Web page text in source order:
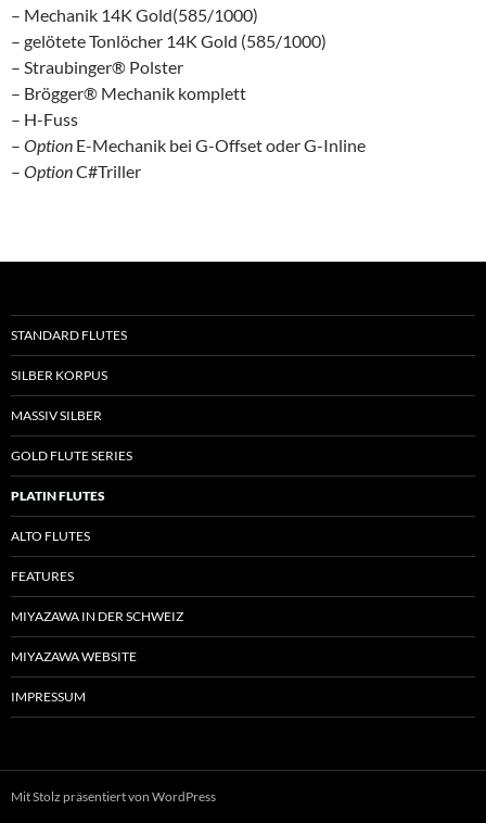
– Mechanik 14K Gold(585/1000)
– gelötete Tonlöcher 14K Gold (585/1000)
– Straubinger® Polster
– Brögger® Mechanik komplett
– H-Fuss
– Option E-Mechanik bei G-Offset oder G-Inline
– OptionC#Triller
STANDARD FLUTES
SILBER KORPUS
MASSIV SILBER
GOLD FLUTE SERIES
PLATIN FLUTES
ALTO FLUTES
FEATURES
MIYAZAWA IN DER SCHWEIZ
MIYAZAWA WEBSITE
IMPRESSUM
Mit Stolz präsentiert von WordPress